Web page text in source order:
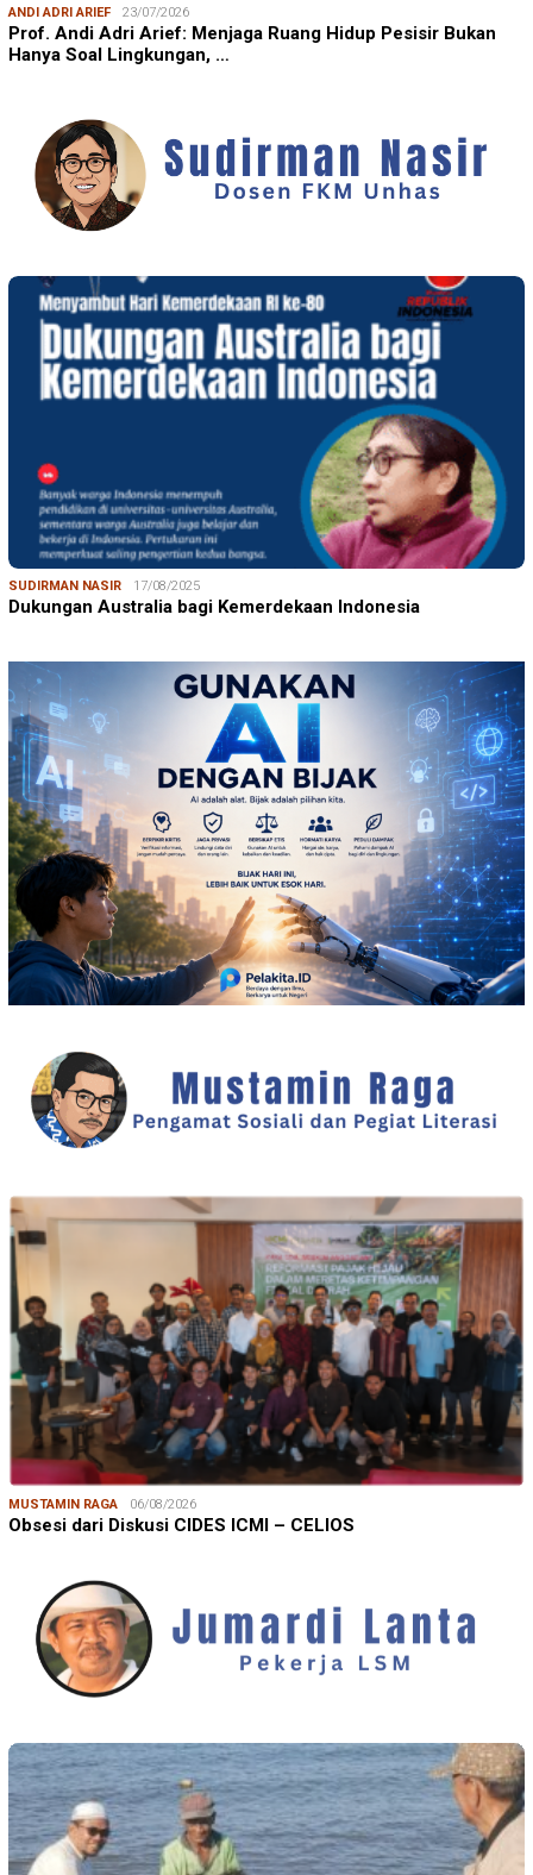
ANDI ADRI ARIEF 23/07/2026
Prof. Andi Adri Arief: Menjaga Ruang Hidup Pesisir Bukan
Hanya Soal Lingkungan, …
SUDIRMAN NASIR 17/08/2025
Dukungan Australia bagi Kemerdekaan Indonesia
MUSTAMIN RAGA 06/08/2026
Obsesi dari Diskusi CIDES ICMI – CELIOS